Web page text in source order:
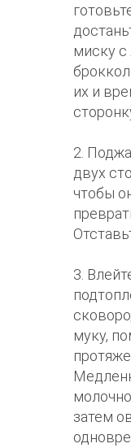
миску с
их и
2.
двух
чтобы
3.
муку,
затем